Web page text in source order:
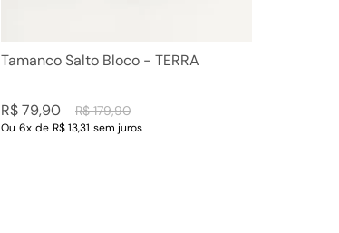
Tamanco Salto Bloco - TERRA
R$ 179,90
R$79,90
Ou 6x de R$ 13,31 sem juros